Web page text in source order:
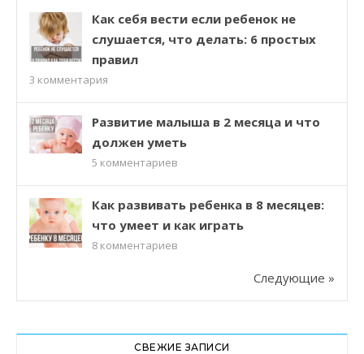
Как себя вести если ребенок не
слушается, что делать: 6 простых
правил
3 комментария
Развитие малыша в 2 месяца и что
должен уметь
5 комментариев
Как развивать ребенка в 8 месяцев:
что умеет и как играть
8 комментариев
Следующие »
СВЕЖИЕ ЗАПИСИ